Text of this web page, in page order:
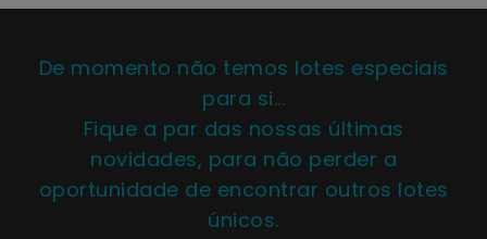
De momento não temos lotes especiais
para si...
Fique a par das nossas últimas
novidades, para não perder a
oportunidade de encontrar outros lotes
únicos.